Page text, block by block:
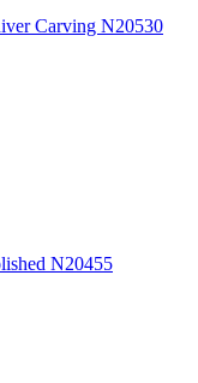
Carving N20530
N20455